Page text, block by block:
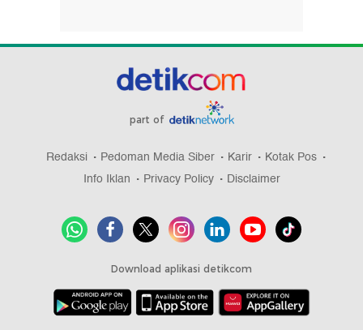
part of
Redaksi Pedoman Media Siber Karir
Kotak Pos
Info Iklan
Privacy Policy Disclaimer
Download aplikasi detikcom